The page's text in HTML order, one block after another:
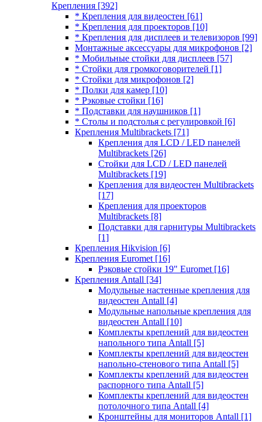
Крепления [392]
* Крепления для видеостен [61]
* Крепления для проекторов [10]
* Крепления для дисплеев и телевизоров [99]
Монтажные аксессуары для микрофонов [2]
* Мобильные стойки для дисплеев [57]
* Стойки для громкоговорителей [1]
* Стойки для микрофонов [2]
* Полки для камер [10]
* Рэковые стойки [16]
* Подставки для наушников [1]
* Столы и подстолья с регулировкой [6]
Крепления Multibrackets [71]
Крепления для LCD / LED панелей
Multibrackets [26]
Стойки для LCD / LED панелей
Multibrackets [19]
Крепления для видеостен Multibrackets
[17]
Крепления для проекторов
Multibrackets [8]
Подставки для гарнитуры Multibrackets
[1]
Крепления Hikvision [6]
Крепления Euromet [16]
Рэковые стойки 19" Euromet [16]
Крепления Antall [34]
Модульные настенные крепления для
видеостен Antall [4]
Модульные напольные крепления для
видеостен Antall [10]
Комплекты креплений для видеостен
напольного типа Antall [5]
Комплекты креплений для видеостен
напольно-стенового типа Antall [5]
Комплекты креплений для видеостен
распорного типа Antall [5]
Комплекты креплений для видеостен
потолочного типа Antall [4]
Кронштейны для мониторов Antall [1]